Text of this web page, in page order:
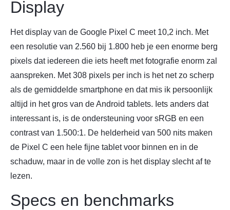
Display
Het display van de Google Pixel C meet 10,2 inch. Met
een resolutie van 2.560 bij 1.800 heb je een enorme berg
pixels dat iedereen die iets heeft met fotografie enorm zal
aanspreken. Met 308 pixels per inch is het net zo scherp
als de gemiddelde smartphone en dat mis ik persoonlijk
altijd in het gros van de Android tablets. Iets anders dat
interessant is, is de ondersteuning voor sRGB en een
contrast van 1.500:1. De helderheid van 500 nits maken
de Pixel C een hele fijne tablet voor binnen en in de
schaduw, maar in de volle zon is het display slecht af te
lezen.
Specs en benchmarks